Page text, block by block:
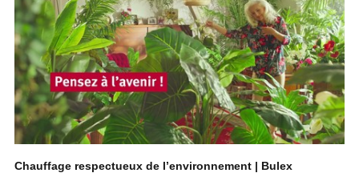
Chauffage respectueux de l’environnement | Bulex